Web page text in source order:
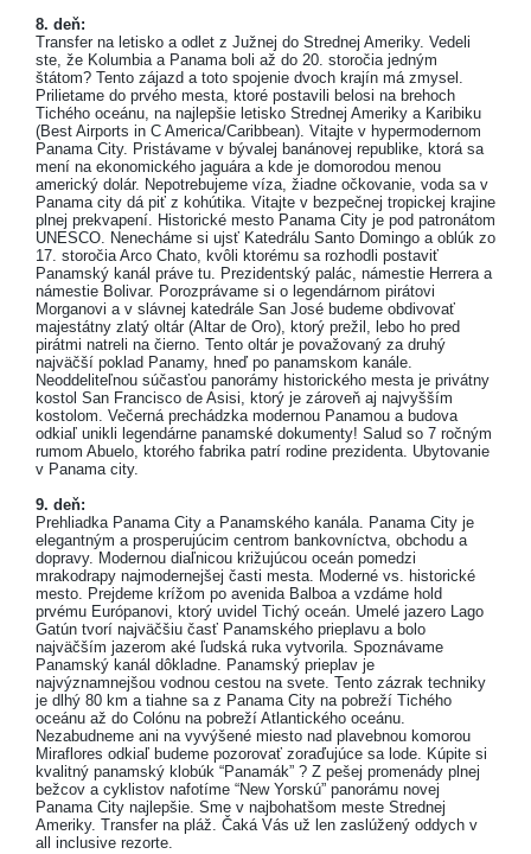
8. deň:
Transfer na letisko a odlet z Južnej do Strednej Ameriky. Vedeli
ste, že Kolumbia a Panama boli až do 20. storočia jedným
štátom? Tento zájazd a toto spojenie dvoch krajín má zmysel.
Prilietame do prvého mesta, ktoré postavili belosi na brehoch
Tichého oceánu, na najlepšie letisko Strednej Ameriky a Karibiku
(Best Airports in C America/Caribbean). Vitajte v hypermodernom
Panama City. Pristávame v bývalej banánovej republike, ktorá sa
mení na ekonomického jaguára a kde je domorodou menou
americký dolár. Nepotrebujeme víza, žiadne očkovanie, voda sa v
Panama city dá piť z kohútika. Vitajte v bezpečnej tropickej krajine
plnej prekvapení. Historické mesto Panama City je pod patronátom
UNESCO. Nenecháme si ujsť Katedrálu Santo Domingo a oblúk zo
17. storočia Arco Chato, kvôli ktorému sa rozhodli postaviť
Panamský kanál práve tu. Prezidentský palác, námestie Herrera a
námestie Bolivar. Porozprávame si o legendárnom pirátovi
Morganovi a v slávnej katedrále San José budeme obdivovať
majestátny zlatý oltár (Altar de Oro), ktorý prežil, lebo ho pred
pirátmi natreli na čierno. Tento oltár je považovaný za druhý
najväčší poklad Panamy, hneď po panamskom kanále.
Neoddeliteľnou súčasťou panorámy historického mesta je privátny
kostol San Francisco de Asisi, ktorý je zároveň aj najvyšším
kostolom. Večerná prechádzka modernou Panamou a budova
odkiaľ unikli legendárne panamské dokumenty! Salud so 7 ročným
rumom Abuelo, ktorého fabrika patrí rodine prezidenta. Ubytovanie
v Panama city.
9. deň:
Prehliadka Panama City a Panamského kanála. Panama City je
elegantným a prosperujúcim centrom bankovníctva, obchodu a
dopravy. Modernou diaľnicou križujúcou oceán pomedzi
mrakodrapy najmodernejšej časti mesta. Moderné vs. historické
mesto. Prejdeme krížom po avenida Balboa a vzdáme hold
prvému Európanovi, ktorý uvidel Tichý oceán. Umelé jazero Lago
Gatún tvorí najväčšiu časť Panamského prieplavu a bolo
najväčším jazerom aké ľudská ruka vytvorila. Spoznávame
Panamský kanál dôkladne. Panamský prieplav je
najvýznamnejšou vodnou cestou na svete. Tento zázrak techniky
je dlhý 80 km a tiahne sa z Panama City na pobreží Tichého
oceánu až do Colónu na pobreží Atlantického oceánu.
Nezabudneme ani na vyvýšené miesto nad plavebnou komorou
Miraflores odkiaľ budeme pozorovať zoraďujúce sa lode. Kúpite si
kvalitný panamský klobúk “Panamák” ? Z pešej promenády plnej
bežcov a cyklistov nafotíme “New Yorskú” panorámu novej
Panama City najlepšie. Sme v najbohatšom meste Strednej
Ameriky. Transfer na pláž. Čaká Vás už len zaslúžený oddych v
all inclusive rezorte.